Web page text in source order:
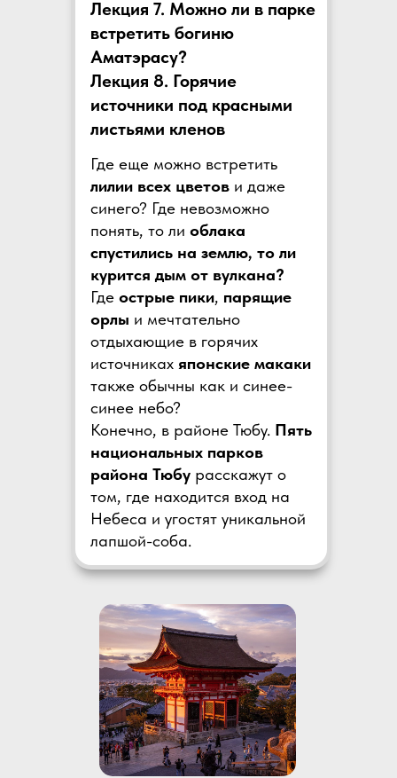
Где еще можно встретить
лилии всех цветов и даже
синего? Где невозможно
понять, то ли облака
спустились на землю, то ли
курится дым от вулкана?
Где острые пики, парящие
орлы и мечтательно
отдыхающие в горячих
источниках японские макаки
также обычны как и синее-
синее небо?
Конечно, в районе Тюбу. Пять
национальных парков
района Тюбу расскажут о
том, где находится вход на
Небеса и угостят уникальной
лапшой-соба.
Лекция 7. Можно ли в парке
встретить богиню
Аматэрасу?
Лекция 8. Горячие
источники под красными
листьями кленов